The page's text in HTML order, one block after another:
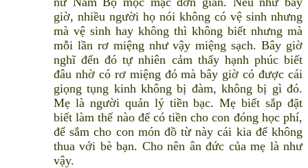
giờ, nhiều người họ nói không có vệ sinh nhưng
mà vệ sinh hay không thì không biết nhưng mà
mỗi lần rơ miệng như vậy miệng sạch. Bây giờ
nghĩ đến đó tự nhiên cảm thấy hạnh phúc biết
đâu nhờ có rơ miệng đó mà bây giờ có được cái
giọng tụng kinh không bị đàm, không bị gì đó.
Mẹ là người quản lý tiền bạc. Mẹ biết sắp đặt
biết làm thế nào để có tiền cho con đóng học phí,
để sắm cho con món đồ từ này cái kia để không
thua với bè bạn. Cho nên ân đức của mẹ là như
vậy.